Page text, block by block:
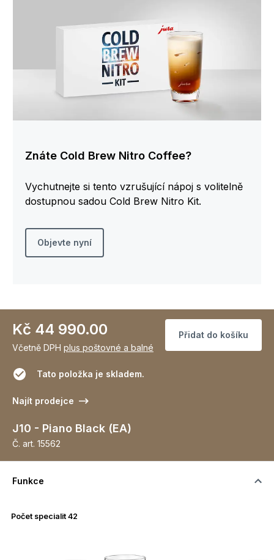
Znáte Cold Brew Nitro Coffee?
Vychutnejte si tento vzrušující nápoj s volitelně
dostupnou sadou Cold Brew Nitro Kit.
Objevte nyní
Kč 44 990.00
Včetně DPH plus poštovné a balné
Přidat do košíku
Tato položka je skladem.
Najít prodejce
J10 - Piano Black (EA)
Č. art. 15562
Funkce